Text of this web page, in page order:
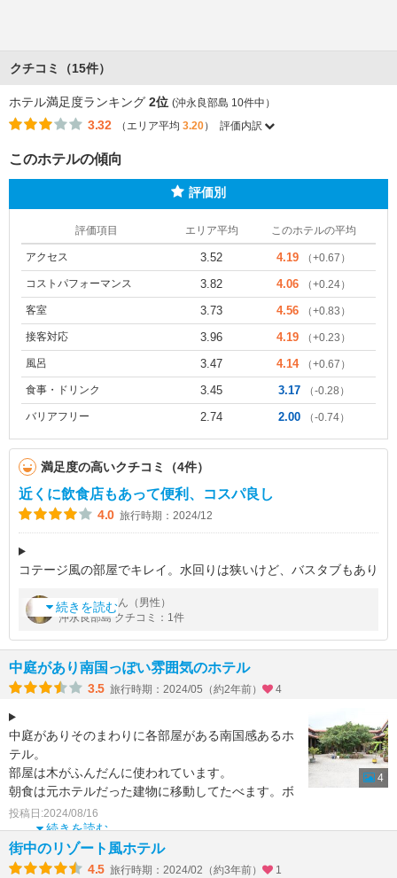
クチコミ（15件）
ホテル満足度ランキング 2位 (沖永良部島 10件中）
3.32 （エリア平均 3.20） 評価内訳
このホテルの傾向
評価別
評価項目 エリア平均 このホテルの平均
アクセス 3.52 4.19 （+0.67）
コストパフォーマンス 3.82 4.06 （+0.24）
客室 3.73 4.56 （+0.83）
接客対応 3.96 4.19 （+0.23）
風呂 3.47 4.14 （+0.67）
食事・ドリンク 3.45 3.17 （-0.28）
バリアフリー 2.74 2.00 （-0.74）
満足度の高いクチコミ（4件）
近くに飲食店もあって便利、コスパ良し
4.0 旅行時期：2024/12
コテージ風の部屋でキレイ。水回りは狭いけど、バスタブもあり
念。
朝食は和食、洋食から選べます。
ホテルの目の前のもぉリもぉリという居酒屋さん
続きを読む
byあとす さん（男性）
沖永良部島 クチコミ：1件
中庭があり南国っぽい雰囲気のホテル
3.5 旅行時期：2024/05（約2年前） 4
中庭がありそのまわりに各部屋がある南国感あるホ
テル。
部屋は木がふんだんに使われています。
朝食は元ホテルだった建物に移動してたべます。ボ
リューム満点でしたo
フリードリンクコーナーもあり、ドリ
続きを読む
投稿日:2024/08/16
4
街中のリゾート風ホテル
4.5 旅行時期：2024/02（約3年前） 1